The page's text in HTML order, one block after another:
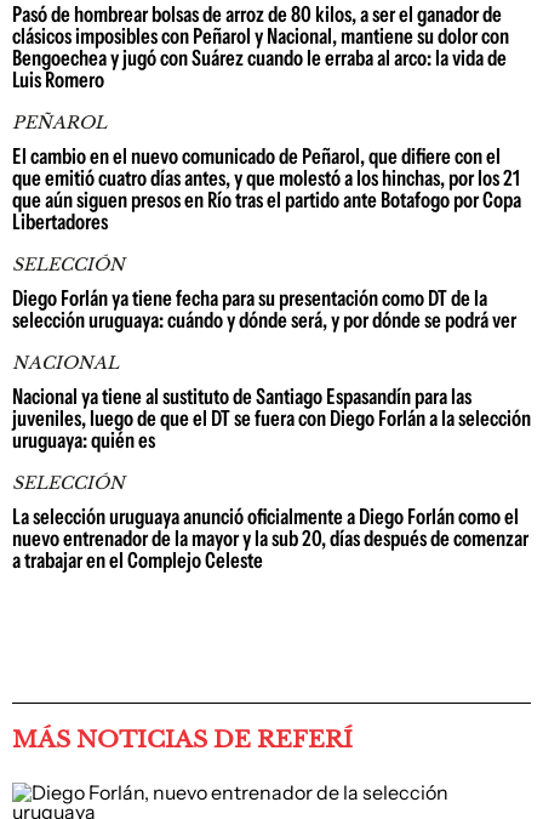
Pasó de hombrear bolsas de arroz de 80 kilos, a ser el ganador de
clásicos imposibles con Peñarol y Nacional, mantiene su dolor con
Bengoechea y jugó con Suárez cuando le erraba al arco: la vida de
Luis Romero
PEÑAROL
El cambio en el nuevo comunicado de Peñarol, que difiere con el
que emitió cuatro días antes, y que molestó a los hinchas, por los 21
que aún siguen presos en Río tras el partido ante Botafogo por Copa
Libertadores
SELECCIÓN
Diego Forlán ya tiene fecha para su presentación como DT de la
selección uruguaya: cuándo y dónde será, y por dónde se podrá ver
NACIONAL
Nacional ya tiene al sustituto de Santiago Espasandín para las
juveniles, luego de que el DT se fuera con Diego Forlán a la selección
uruguaya: quién es
SELECCIÓN
La selección uruguaya anunció oficialmente a Diego Forlán como el
nuevo entrenador de la mayor y la sub 20, días después de comenzar
a trabajar en el Complejo Celeste
MÁS NOTICIAS DE REFERÍ